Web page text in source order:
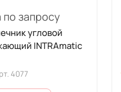
запросу
угловой
INTRAmatic
4077